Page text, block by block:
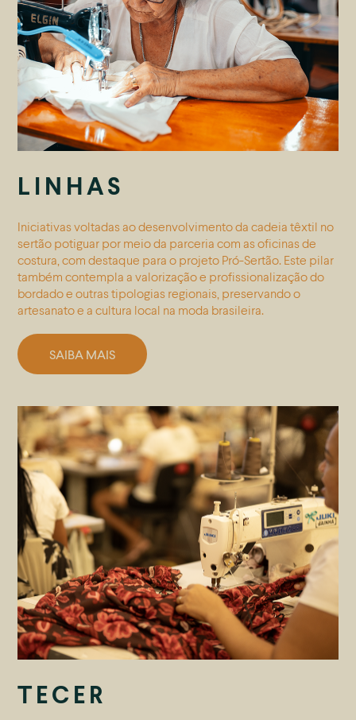
LINHAS
Iniciativas voltadas ao desenvolvimento da cadeia têxtil no
sertão potiguar por meio da parceria com as oficinas de
costura, com destaque para o projeto Pró-Sertão. Este pilar
também contempla a valorização e profissionalização do
bordado e outras tipologias regionais, preservando o
artesanato e a cultura local na moda brasileira.
SAIBA MAIS
TECER